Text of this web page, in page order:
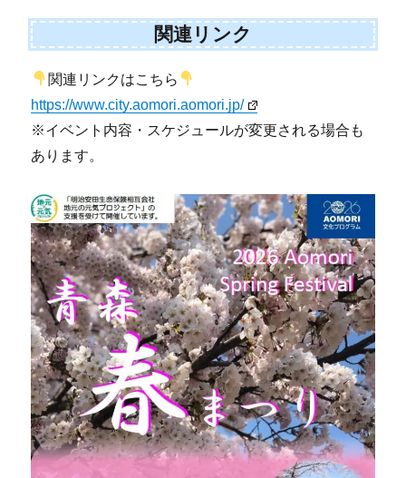
関連リンク
関連リンクはこちら
https://www.city.aomori.aomori.jp/
※イベント内容・スケジュールが変更される場合も
あります。